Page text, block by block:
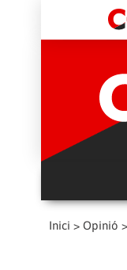
Inici > Opinió >